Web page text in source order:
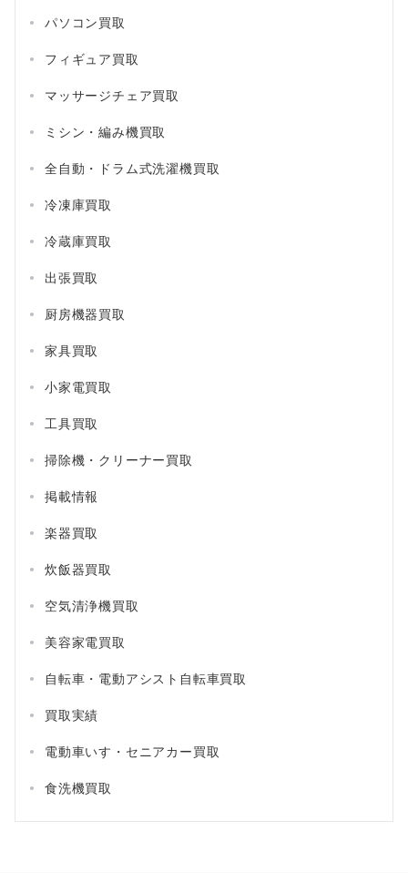
パソコン買取
フィギュア買取
マッサージチェア買取
ミシン・編み機買取
全自動・ドラム式洗濯機買取
冷凍庫買取
冷蔵庫買取
出張買取
厨房機器買取
家具買取
小家電買取
工具買取
掃除機・クリーナー買取
掲載情報
楽器買取
炊飯器買取
空気清浄機買取
美容家電買取
自転車・電動アシスト自転車買取
買取実績
電動車いす・セニアカー買取
食洗機買取